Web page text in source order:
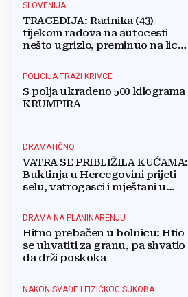
SLOVENIJA
TRAGEDIJA: Radnika (43)
tijekom radova na autocesti
nešto ugrizlo, preminuo na licu
POLICIJA TRAŽI KRIVCE
S polja ukradeno 500 kilograma
KRUMPIRA
DRAMATIČNO
VATRA SE PRIBLIŽILA KUĆAMA:
Buktinja u Hercegovini prijeti
selu, vatrogasci i mještani u
DRAMA NA PLANINARENJU
Hitno prebačen u bolnicu: Htio
se uhvatiti za granu, pa shvatio
da drži poskoka
NAKON SVAĐE I FIZIČKOG SUKOBA